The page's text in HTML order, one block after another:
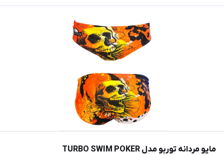
مايو مردانه توربو مدل TURBO SWIM POKER